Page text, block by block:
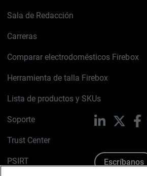
Sala de Redacción
Carreras
Comparar electrodomésticos Firebox
Herramienta de talla Firebox
Lista de productos y SKUs
Soporte
Trust Center
PSIRT
LinkedIn
Escríbanos